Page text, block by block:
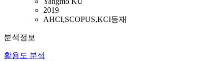
2019
AHCI,SCOPUS,KCI등재
분석정보
활용도 분석